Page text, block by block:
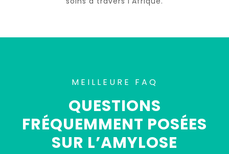
MEILLEURE FAQ
QUESTIONS
FRÉQUEMMENT POSÉES
SUR L’AMYLOSE